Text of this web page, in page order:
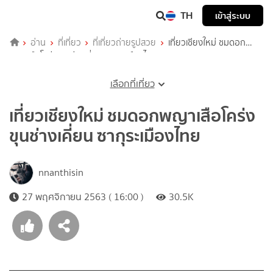
TH เข้าสู่ระบบ
อ่าน ที่เที่ยว ที่เที่ยวถ่ายรูปสวย
เที่ยวเชียงใหม่ ชมดอก
พญาเสือโคร่ง ขุนช่างเคี่ยน ซากุระเมืองไทย
เลือกที่เที่ยว
เที่ยวเชียงใหม่ ชมดอกพญาเสือโคร่ง
ขุนช่างเคี่ยน ซากุระเมืองไทย
nnanthisin
27 พฤศจิกายน 2563 ( 16:00 )
30.5K